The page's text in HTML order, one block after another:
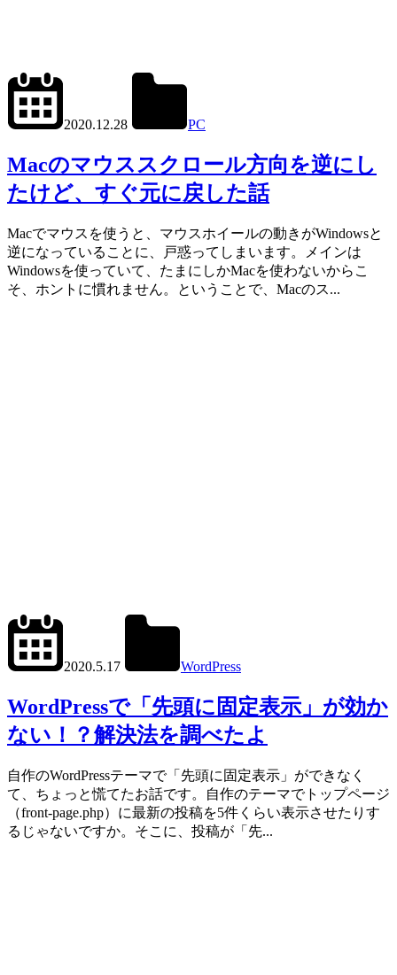
2020.12.28
PC
Macのマウススクロール方向を逆にし
たけど、すぐ元に戻した話
Macでマウスを使うと、マウスホイールの動きがWindowsと
逆になっていることに、戸惑ってしまいます。メインは
Windowsを使っていて、たまにしかMacを使わないからこ
そ、ホントに慣れません。ということで、Macのス...
2020.5.17
WordPress
WordPressで「先頭に固定表示」が効か
ない！？解決法を調べたよ
自作のWordPressテーマで「先頭に固定表示」ができなく
て、ちょっと慌てたお話です。自作のテーマでトップページ
（front-page.php）に最新の投稿を5件くらい表示させたりす
るじゃないですか。そこに、投稿が「先...